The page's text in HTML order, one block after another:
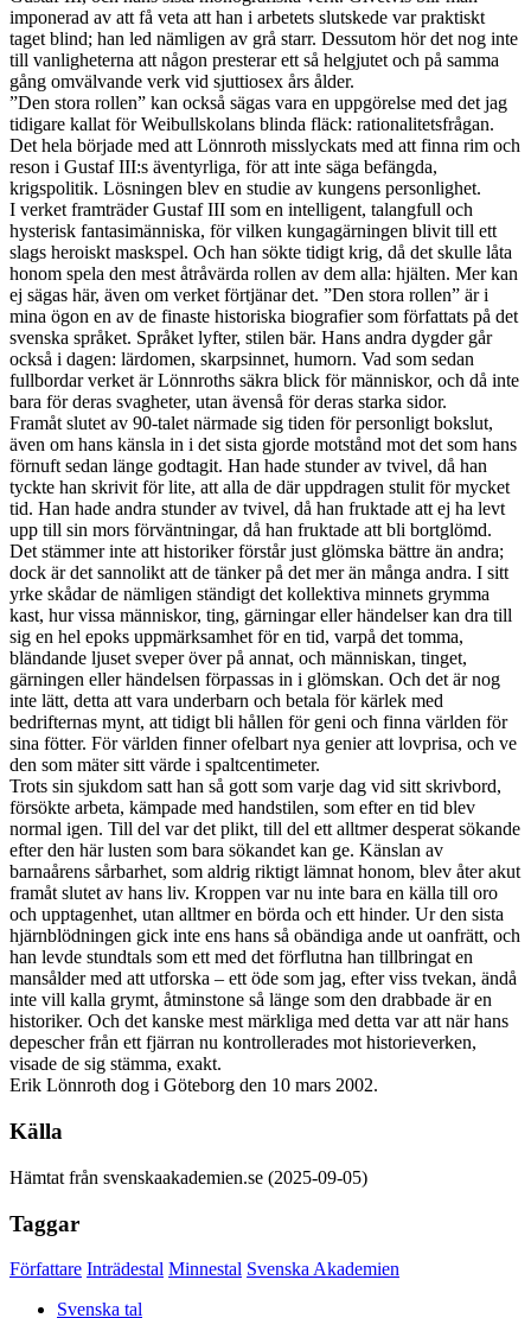
imponerad av att få veta att han i arbetets slutskede var praktiskt
taget blind; han led nämligen av grå starr. Dessutom hör det nog inte
till vanligheterna att någon presterar ett så helgjutet och på samma
gång omvälvande verk vid sjuttiosex års ålder.
”Den stora rollen” kan också sägas vara en uppgörelse med det jag
tidigare kallat för Weibullskolans blinda fläck: rationalitetsfrågan.
Det hela började med att Lönnroth misslyckats med att finna rim och
reson i Gustaf III:s äventyrliga, för att inte säga befängda,
krigspolitik. Lösningen blev en studie av kungens personlighet.
I verket framträder Gustaf III som en intelligent, talangfull och
hysterisk fantasimänniska, för vilken kungagärningen blivit till ett
slags heroiskt maskspel. Och han sökte tidigt krig, då det skulle låta
honom spela den mest åtråvärda rollen av dem alla: hjälten. Mer kan
ej sägas här, även om verket förtjänar det. ”Den stora rollen” är i
mina ögon en av de finaste historiska biografier som författats på det
svenska språket. Språket lyfter, stilen bär. Hans andra dygder går
också i dagen: lärdomen, skarpsinnet, humorn. Vad som sedan
fullbordar verket är Lönnroths säkra blick för människor, och då inte
bara för deras svagheter, utan ävenså för deras starka sidor.
Framåt slutet av 90-talet närmade sig tiden för personligt bokslut,
även om hans känsla in i det sista gjorde motstånd mot det som hans
förnuft sedan länge godtagit. Han hade stunder av tvivel, då han
tyckte han skrivit för lite, att alla de där uppdragen stulit för mycket
tid. Han hade andra stunder av tvivel, då han fruktade att ej ha levt
upp till sin mors förväntningar, då han fruktade att bli bortglömd.
Det stämmer inte att historiker förstår just glömska bättre än andra;
dock är det sannolikt att de tänker på det mer än många andra. I sitt
yrke skådar de nämligen ständigt det kollektiva minnets grymma
kast, hur vissa människor, ting, gärningar eller händelser kan dra till
sig en hel epoks uppmärksamhet för en tid, varpå det tomma,
bländande ljuset sveper över på annat, och människan, tinget,
gärningen eller händelsen förpassas in i glömskan. Och det är nog
inte lätt, detta att vara underbarn och betala för kärlek med
bedrifternas mynt, att tidigt bli hållen för geni och finna världen för
sina fötter. För världen finner ofelbart nya genier att lovprisa, och ve
den som mäter sitt värde i spaltcentimeter.
Trots sin sjukdom satt han så gott som varje dag vid sitt skrivbord,
försökte arbeta, kämpade med handstilen, som efter en tid blev
normal igen. Till del var det plikt, till del ett alltmer desperat sökande
efter den här lusten som bara sökandet kan ge. Känslan av
barnaårens sårbarhet, som aldrig riktigt lämnat honom, blev åter akut
framåt slutet av hans liv. Kroppen var nu inte bara en källa till oro
och upptagenhet, utan alltmer en börda och ett hinder. Ur den sista
hjärnblödningen gick inte ens hans så obändiga ande ut oanfrätt, och
han levde stundtals som ett med det förflutna han tillbringat en
mansålder med att utforska – ett öde som jag, efter viss tvekan, ändå
inte vill kalla grymt, åtminstone så länge som den drabbade är en
historiker. Och det kanske mest märkliga med detta var att när hans
depescher från ett fjärran nu kontrollerades mot historieverken,
visade de sig stämma, exakt.
Erik Lönnroth dog i Göteborg den 10 mars 2002.
Källa
Hämtat från svenskaakademien.se (2025-09-05)
Taggar
Författare Inträdestal Minnestal Svenska Akademien
Svenska tal